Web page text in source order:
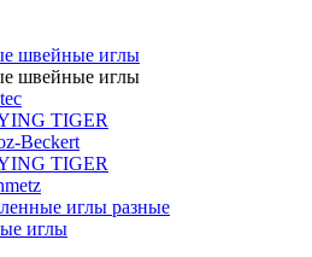
швейные иглы
швейные иглы
TIGER
Beckert
TIGER
иглы разные
иглы